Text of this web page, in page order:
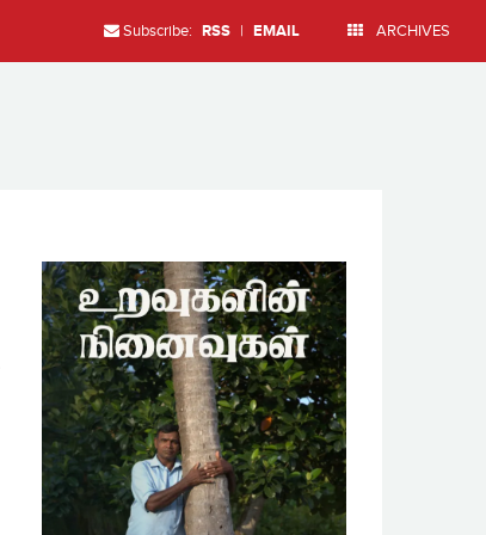
Subscribe: RSS | EMAIL ARCHIVES